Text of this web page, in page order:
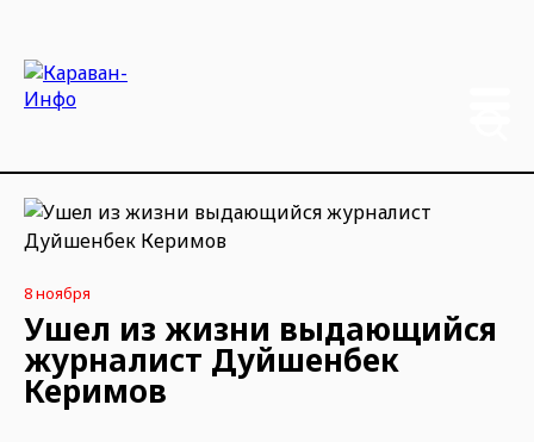
8 ноября
Ушел из жизни выдающийся
журналист Дуйшенбек
Керимов